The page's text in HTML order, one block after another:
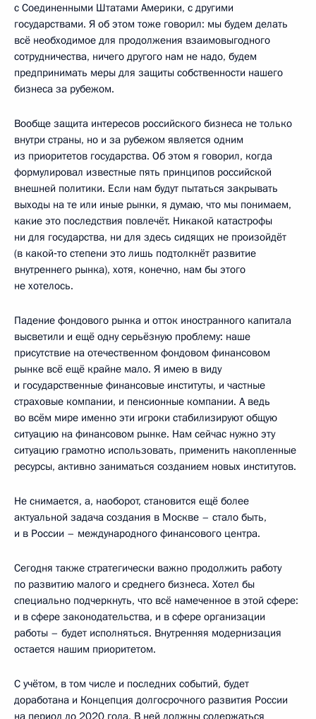
с Соединенными Штатами Америки, с другими
государствами. Я об этом тоже говорил: мы будем делать
всё необходимое для продолжения взаимовыгодного
сотрудничества, ничего другого нам не надо, будем
предпринимать меры для защиты собственности нашего
бизнеса за рубежом.
Вообще защита интересов российского бизнеса не только
внутри страны, но и за рубежом является одним
из приоритетов государства. Об этом я говорил, когда
формулировал известные пять принципов российской
внешней политики. Если нам будут пытаться закрывать
выходы на те или иные рынки, я думаю, что мы понимаем,
какие это последствия повлечёт. Никакой катастрофы
ни для государства, ни для здесь сидящих не произойдёт
(в какой‑то степени это лишь подтолкнёт развитие
внутреннего рынка), хотя, конечно, нам бы этого
не хотелось.
Падение фондового рынка и отток иностранного капитала
высветили и ещё одну серьёзную проблему: наше
присутствие на отечественном фондовом финансовом
рынке всё ещё крайне мало. Я имею в виду
и государственные финансовые институты, и частные
страховые компании, и пенсионные компании. А ведь
во всём мире именно эти игроки стабилизируют общую
ситуацию на финансовом рынке. Нам сейчас нужно эту
ситуацию грамотно использовать, применить накопленные
ресурсы, активно заниматься созданием новых институтов.
Не снимается, а, наоборот, становится ещё более
актуальной задача создания в Москве – стало быть,
и в России – международного финансового центра.
Сегодня также стратегически важно продолжить работу
по развитию малого и среднего бизнеса. Хотел бы
специально подчеркнуть, что всё намеченное в этой сфере:
и в сфере законодательства, и в сфере организации
работы – будет исполняться. Внутренняя модернизация
остается нашим приоритетом.
С учётом, в том числе и последних событий, будет
доработана и Концепция долгосрочного развития России
на период до 2020 года. В ней должны содержаться